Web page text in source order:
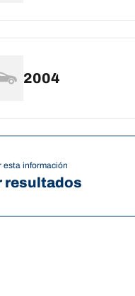
2004
esta información
resultados